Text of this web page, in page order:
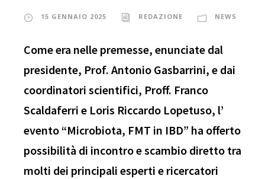
15 GENNAIO 2025 REDAZIONE NEWS
Come era nelle premesse, enunciate dal
presidente, Prof. Antonio Gasbarrini, e dai
coordinatori scientifici, Proff. Franco
Scaldaferri e Loris Riccardo Lopetuso, l’
evento “Microbiota, FMT in IBD” ha offerto
possibilità di incontro e scambio diretto tra
molti dei principali esperti e ricercatori